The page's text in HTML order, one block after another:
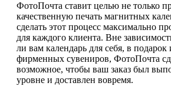
ФотоПочта ставит целью не только
качественную печать магнитных
сделать этот процесс максимально
для каждого клиента. Вне
ли вам календарь для себя, в подарок
фирменных сувениров, ФотоПочта
возможное, чтобы ваш заказ был
уровне и доставлен вовремя.